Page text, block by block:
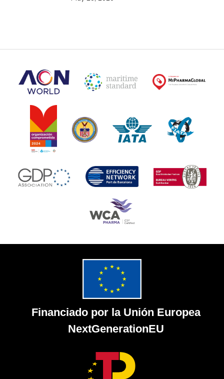
Financiado por la Unión Europea
NextGenerationEU